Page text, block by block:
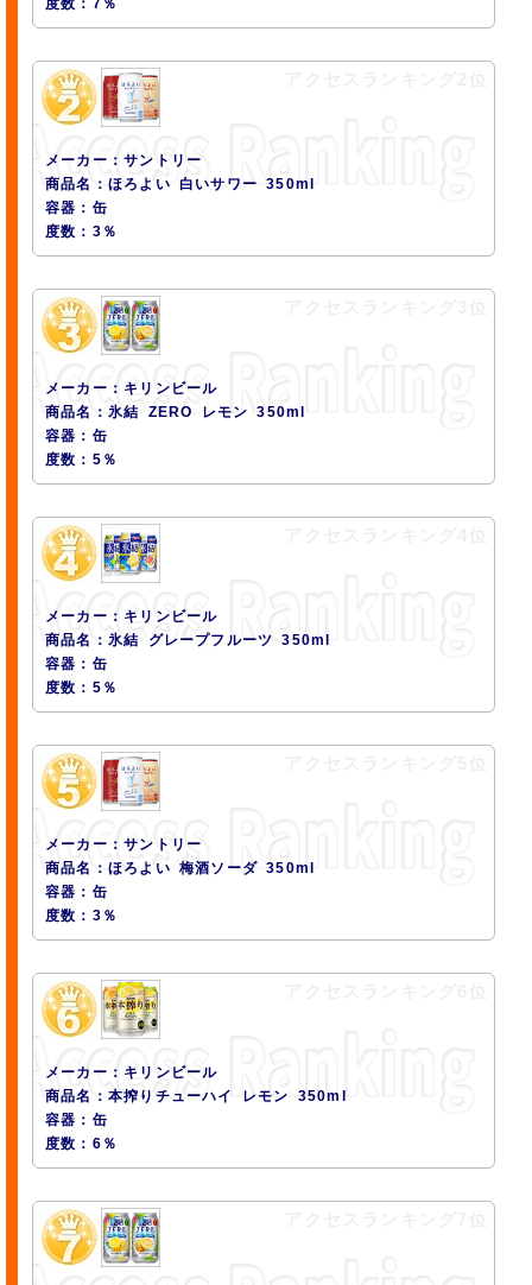
メーカー：サントリー
商品名：ほろよい 白いサワー 350ml
容器：缶
度数：3％
メーカー：キリンビール
商品名：氷結 ZERO レモン 350ml
容器：缶
度数：5％
メーカー：キリンビール
商品名：氷結 グレープフルーツ 350ml
容器：缶
度数：5％
メーカー：サントリー
商品名：ほろよい 梅酒ソーダ 350ml
容器：缶
度数：3％
メーカー：キリンビール
商品名：本搾りチューハイ レモン 350ml
容器：缶
度数：6％